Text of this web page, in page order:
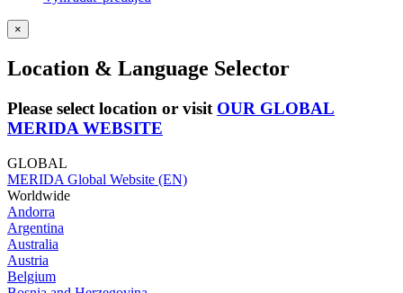
×
Location & Language Selector
Please select location or visit OUR GLOBAL
MERIDA WEBSITE
GLOBAL
MERIDA Global Website (EN)
Worldwide
Andorra
Argentina
Australia
Austria
Belgium